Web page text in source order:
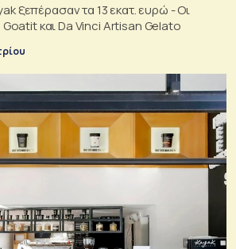
ξεπέρασαν τα 13 εκατ. ευρώ - Οι
Goatit και Da Vinci Artisan Gelato